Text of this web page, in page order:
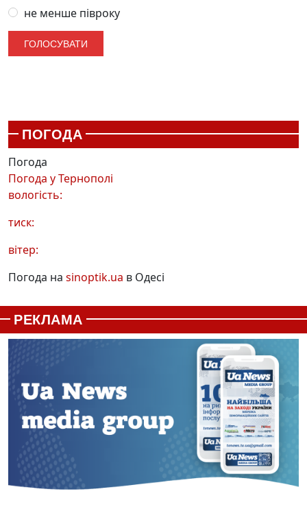
не менше півроку
ПОГОДА
Погода
Погода уТернополі
вологість:
тиск:
вітер:
Погода на sinoptik.ua в Одесі
РЕКЛАМА